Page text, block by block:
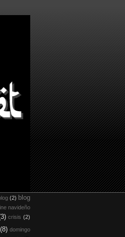
(2) blog
navideño
crisis (2)
(8) domingo